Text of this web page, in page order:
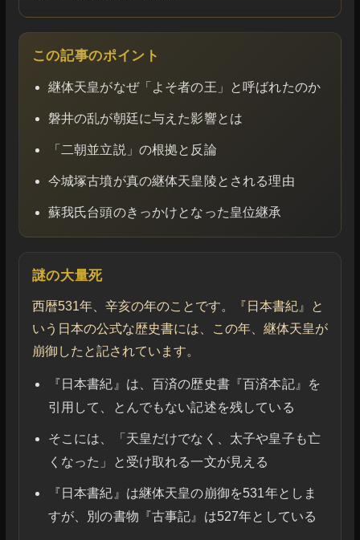
この記事のポイント
継体天皇がなぜ「よそ者の王」と呼ばれたのか
磐井の乱が朝廷に与えた影響とは
「二朝並立説」の根拠と反論
今城塚古墳が真の継体天皇陵とされる理由
蘇我氏台頭のきっかけとなった皇位継承
謎の大量死
西暦531年、辛亥の年のことです。『日本書紀』と
いう日本の公式な歴史書には、この年、継体天皇が
崩御したと記されています。
『日本書紀』は、百済の歴史書『百済本記』を
引用して、とんでもない記述を残している
そこには、「天皇だけでなく、太子や皇子も亡
くなった」と受け取れる一文が見える
『日本書紀』は継体天皇の崩御を531年としま
すが、別の書物『古事記』は527年としている